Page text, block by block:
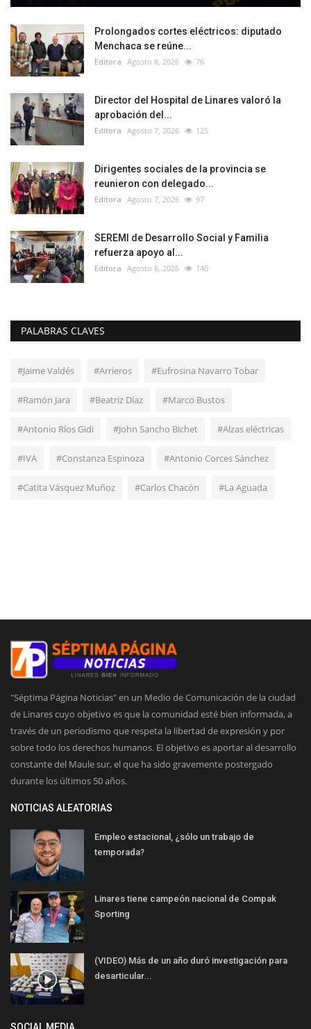
Prolongados cortes eléctricos: diputado
Menchaca se reúne...
Editora Agosto 8, 2026 76
Director del Hospital de Linares valoró la
aprobación del...
Editora Agosto 7, 2026 125
Dirigentes sociales de la provincia se
reunieron con delegado...
Editora Agosto 7, 2026 97
SEREMI de Desarrollo Social y Familia
refuerza apoyo al...
Editora Agosto 6, 2026 140
PALABRAS CLAVES
#Jaime Valdés #Arrieros #Eufrosina Navarro Tobar
#Ramón Jara #Beatriz Díaz #Marco Bustos
#Antonio Ríos Gidi #John Sancho Bichet #Alzas eléctricas
#IVA #Constanza Espinoza #Antonio Corces Sánchez
#Catita Vásquez Muñoz #Carlos Chacón #La Aguada
"Séptima Página Noticias" en un Medio de Comunicación de la ciudad
de Linares cuyo objetivo es que la comunidad esté bien informada, a
través de un periodismo que respeta la libertad de expresión y por
sobre todo los derechos humanos. El objetivo es aportar al desarrollo
constante del Maule sur, el que ha sido gravemente postergado
durante los últimos 50 años.
NOTICIAS ALEATORIAS
Empleo estacional, ¿sólo un trabajo de
temporada?
Linares tiene campeón nacional de Compak
Sporting
(VIDEO) Más de un año duró investigación para
desarticular...
SOCIAL MEDIA